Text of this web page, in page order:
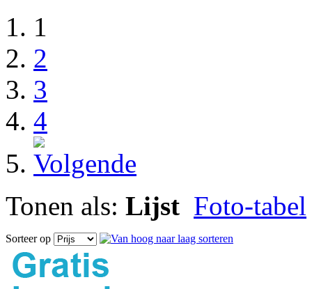
1
2
3
4
Tonen als: Lijst Foto-tabel
Sorteer op